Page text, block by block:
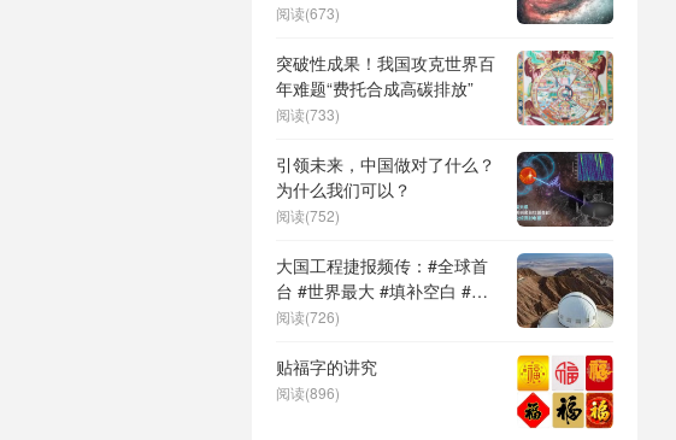
态治理
阅读(673)
突破性成果！我国攻克世界百
年难题“费托合成高碳排放”
阅读(733)
引领未来，中国做对了什么？
为什么我们可以？
阅读(752)
大国工程捷报频传：#全球首
台 #世界最大 #填补空白 #突
破关键节点
阅读(726)
贴福字的讲究
阅读(896)